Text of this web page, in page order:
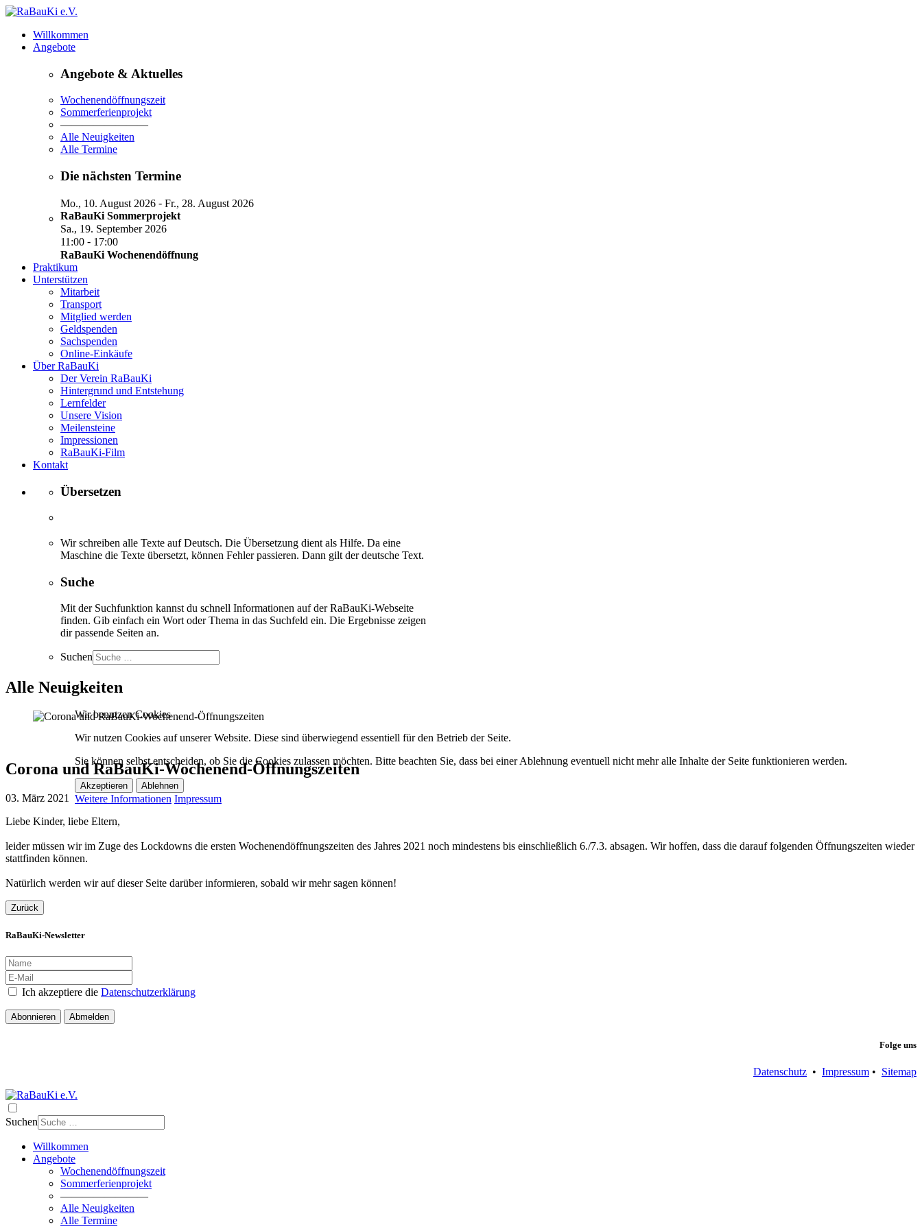
Willkommen
Angebote
Angebote & Aktuelles
Wochenendöffnungszeit
Sommerferienprojekt
————————
Alle Neuigkeiten
Alle Termine
Die nächsten Termine
Mo., 10. August 2026 - Fr., 28. August 2026
RaBauKi Sommerprojekt
Sa., 19. September 2026
11:00 - 17:00
RaBauKi Wochenendöffnung
Praktikum
Unterstützen
Mitarbeit
Transport
Mitglied werden
Geldspenden
Sachspenden
Online-Einkäufe
Über RaBauKi
Der Verein RaBauKi
Hintergrund und Entstehung
Lernfelder
Unsere Vision
Meilensteine
Impressionen
RaBauKi-Film
Kontakt
Übersetzen
Wir schreiben alle Texte auf Deutsch. Die Übersetzung dient als Hilfe. Da eine
Maschine die Texte übersetzt, können Fehler passieren. Dann gilt der deutsche Text.
Suche
Mit der Suchfunktion kannst du schnell Informationen auf der RaBauKi-Webseite
finden. Gib einfach ein Wort oder Thema in das Suchfeld ein. Die Ergebnisse zeigen
dir passende Seiten an.
Suchen
Alle Neuigkeiten
Corona und RaBauKi-Wochenend-Öffnungszeiten
03. März 2021
Liebe Kinder, liebe Eltern,
leider müssen wir im Zuge des Lockdowns die ersten Wochenendöffnungszeiten des Jahres 2021 noch mindestens bis einschließlich 6./7.3. absagen. Wir hoffen, dass die darauf folgenden Öffnungszeiten wieder
stattfinden können.
Natürlich werden wir auf dieser Seite darüber informieren, sobald wir mehr sagen können!
Zurück
RaBauKi-Newsletter
Ich akzeptiere die Datenschutzerklärung
Abonnieren Abmelden
Folge uns
Datenschutz • Impressum • Sitemap
Suchen
Willkommen
Angebote
Wochenendöffnungszeit
Sommerferienprojekt
————————
Alle Neuigkeiten
Alle Termine
Wir benutzen Cookies
Wir nutzen Cookies auf unserer Website. Diese sind überwiegend essentiell für den Betrieb der Seite.
Sie können selbst entscheiden, ob Sie die Cookies zulassen möchten. Bitte beachten Sie, dass bei einer Ablehnung eventuell nicht mehr alle Inhalte der Seite funktionieren werden.
Akzeptieren Ablehnen
Weitere Informationen Impressum